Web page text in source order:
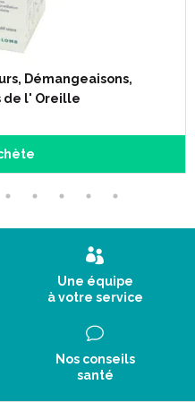
Démangeaisons,
de l' Oreille
Une équipe
à votre service
Nos conseils
santé